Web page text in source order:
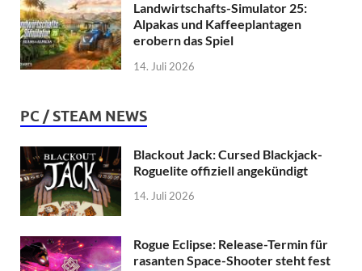
Landwirtschafts-Simulator 25:
Alpakas und Kaffeeplantagen
erobern das Spiel
14. Juli 2026
PC / STEAM NEWS
Blackout Jack: Cursed Blackjack-
Roguelite offiziell angekündigt
14. Juli 2026
Rogue Eclipse: Release-Termin für
rasanten Space-Shooter steht fest